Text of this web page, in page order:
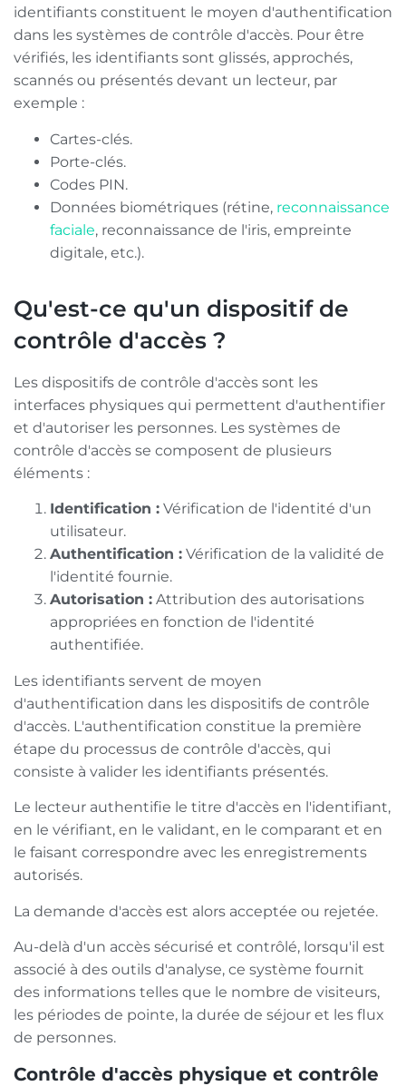
identifiants constituent le moyen d'authentification
dans les systèmes de contrôle d'accès. Pour être
vérifiés, les identifiants sont glissés, approchés,
scannés ou présentés devant un lecteur, par
exemple :
Cartes-clés.
Porte-clés.
Codes PIN.
Données biométriques (rétine, reconnaissance
faciale, reconnaissance de l'iris, empreinte
digitale, etc.).
Qu'est-ce qu'un dispositif de
contrôle d'accès ?
Les dispositifs de contrôle d'accès sont les
interfaces physiques qui permettent d'authentifier
et d'autoriser les personnes. Les systèmes de
contrôle d'accès se composent de plusieurs
éléments :
Identification : Vérification de l'identité d'un
utilisateur.
Authentification : Vérification de la validité de
l'identité fournie.
Autorisation : Attribution des autorisations
appropriées en fonction de l'identité
authentifiée.
Les identifiants servent de moyen
d'authentification dans les dispositifs de contrôle
d'accès. L'authentification constitue la première
étape du processus de contrôle d'accès, qui
consiste à valider les identifiants présentés.
Le lecteur authentifie le titre d'accès en l'identifiant,
en le vérifiant, en le validant, en le comparant et en
le faisant correspondre avec les enregistrements
autorisés.
La demande d'accès est alors acceptée ou rejetée.
Au-delà d'un accès sécurisé et contrôlé, lorsqu'il est
associé à des outils d'analyse, ce système fournit
des informations telles que le nombre de visiteurs,
les périodes de pointe, la durée de séjour et les flux
de personnes.
Contrôle d'accès physique et contrôle